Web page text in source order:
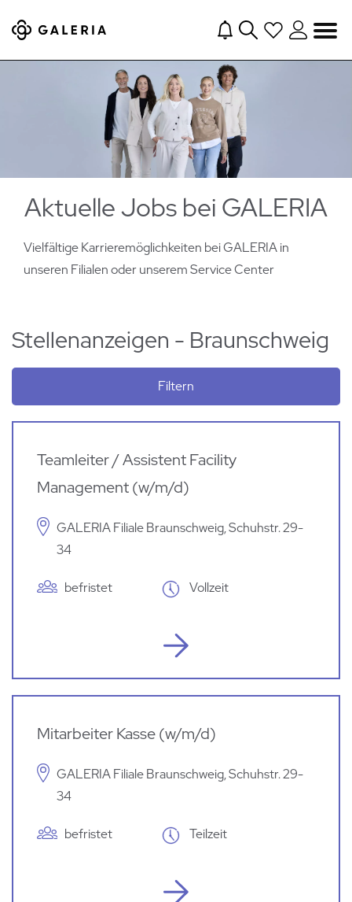
Navigation
Aktuelle Jobs bei GALERIA
Vielfältige Karrieremöglichkeiten bei GALERIA in
unseren Filialen oderunserem Service Center
Stellenanzeigen - Braunschweig
Filtern
Teamleiter / Assistent Facility
Management (w/m/d)
GALERIA Filiale Braunschweig, Schuhstr. 29-
34
befristet Vollzeit
Mitarbeiter Kasse (w/m/d)
GALERIA Filiale Braunschweig, Schuhstr. 29-
34
befristet Teilzeit